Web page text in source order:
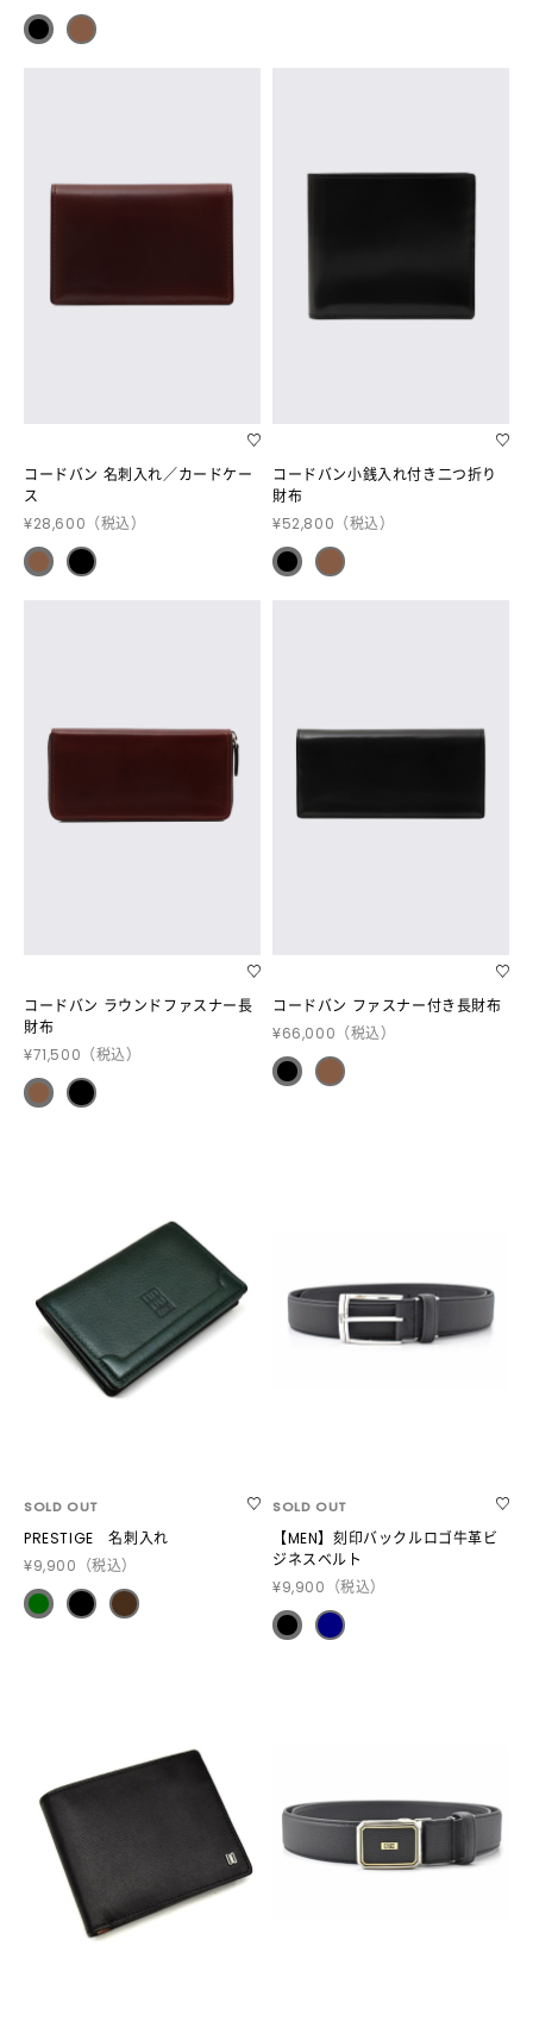
コードバン 名刺入れ／カードケー
ス
¥28,600 （税込）
コードバン小銭入れ付き二つ折り
財布
¥52,800 （税込）
コードバン ラウンドファスナー長
財布
¥71,500 （税込）
コードバン ファスナー付き長財布
¥66,000 （税込）
SOLD OUT
PRESTIGE 名刺入れ
¥9,900 （税込）
SOLD OUT
【MEN】刻印バックルロゴ牛革ビ
ジネスベルト
¥9,900 （税込）